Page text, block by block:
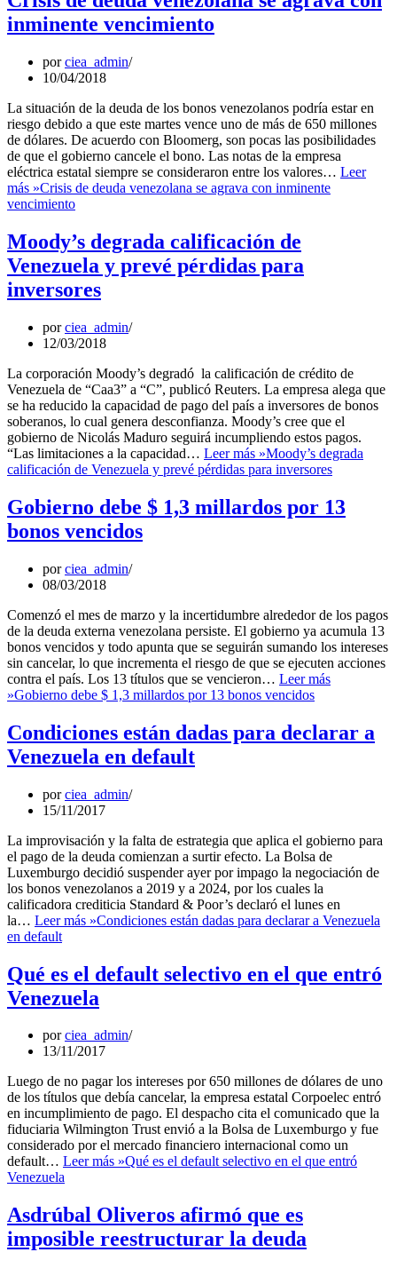
inminente vencimiento
porciea_admin
10/04/2018
La situación de la deuda de los bonos venezolanos podría estar en
riesgo debido a que este martes vence uno de más de 650 millones
de dólares. De acuerdo con Bloomerg, son pocas las posibilidades
de que el gobierno cancele el bono. Las notas de la empresa
eléctrica estatal siempre se consideraron entre los valores… Leer
más »Crisis de deuda venezolana se agrava con inminente
vencimiento
Moody’s degrada calificación de
Venezuela y prevé pérdidas para
inversores
porciea_admin
12/03/2018
La corporación Moody’s degradó la calificación de crédito de
Venezuela de “Caa3” a “C”, publicó Reuters. La empresa alega que
se ha reducido la capacidad de pago del país a inversores de bonos
soberanos, lo cual genera desconfianza. Moody’s cree que el
gobierno de Nicolás Maduro seguirá incumpliendo estos pagos.
“Las limitaciones a la capacidad… Leer más »Moody’s degrada
calificación de Venezuela y prevé pérdidas para inversores
Gobierno debe $ 1,3 millardos por 13
bonos vencidos
porciea_admin
08/03/2018
Comenzó el mes de marzo y la incertidumbre alrededor de los pagos
de la deuda externa venezolana persiste. El gobierno ya acumula 13
bonos vencidos y todo apunta que se seguirán sumando los intereses
sin cancelar, lo que incrementa el riesgo de que se ejecuten acciones
contra el país. Los 13 títulos que se vencieron… Leer más
»Gobierno debe $ 1,3 millardos por 13 bonos vencidos
Condiciones están dadas para declarar a
Venezuela en default
porciea_admin
15/11/2017
La improvisación y la falta de estrategia que aplica el gobierno para
el pago de la deuda comienzan a surtir efecto. La Bolsa de
Luxemburgo decidió suspender ayer por impago la negociación de
los bonos venezolanos a 2019 y a 2024, por los cuales la
calificadora crediticia Standard & Poor’s declaró el lunes en
la… Leer más »Condiciones están dadas para declarar a Venezuela
en default
Qué es el default selectivo en el que entró
Venezuela
porciea_admin
13/11/2017
Luego de no pagar los intereses por 650 millones de dólares de uno
de los títulos que debía cancelar, la empresa estatal Corpoelec entró
en incumplimiento de pago. El despacho cita el comunicado que la
fiduciaria Wilmington Trust envió a la Bolsa de Luxemburgo y fue
considerado por el mercado financiero internacional como un
default… Leer más »Qué es el default selectivo en el que entró
Venezuela
Asdrúbal Oliveros afirmó que es
imposible reestructurar la deuda